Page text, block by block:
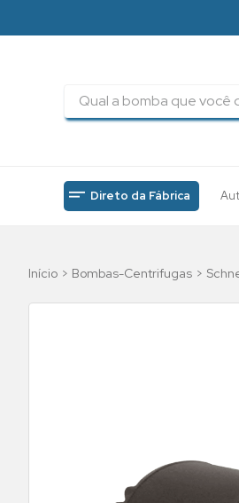
Direto da Fábrica
Bombas-Centrifugas
drenagem